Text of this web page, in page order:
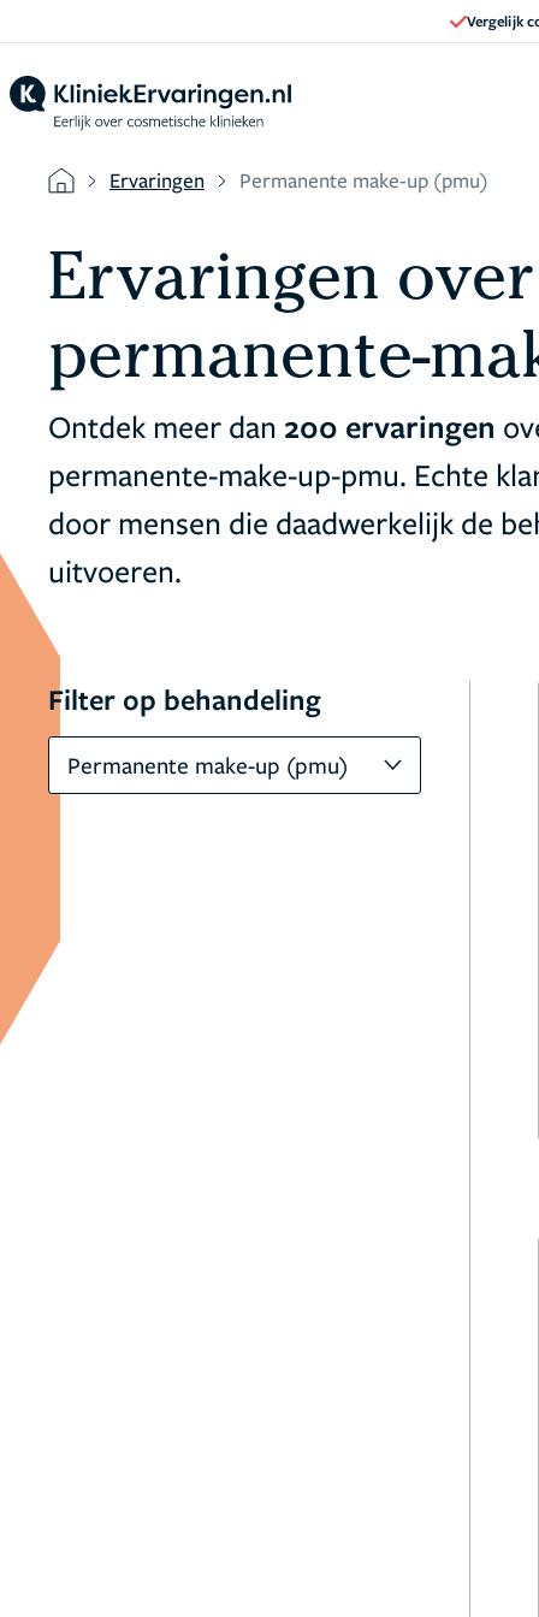
Vergelijk
Ervaringen Permanente make-up (pmu)
Ervaringen over
permanente-
Ontdek meer dan 200 ervaringen
permanente-make-up-pmu. Echte
door mensen die daadwerkelijk de
uitvoeren.
Filter op behandeling
Permanente make-up (pmu)